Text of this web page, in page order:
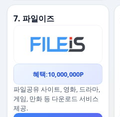
7. 파일이즈
혜택:10,000,000P
파일공유 사이트, 영화, 드라마,
게임, 만화 등 다운로드 서비스
제공.